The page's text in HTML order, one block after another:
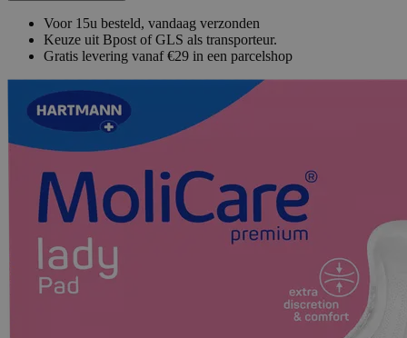
Voor 15u besteld, vandaag verzonden
Keuze uit Bpost of GLS als transporteur.
Gratis levering vanaf €29 in een parcelshop